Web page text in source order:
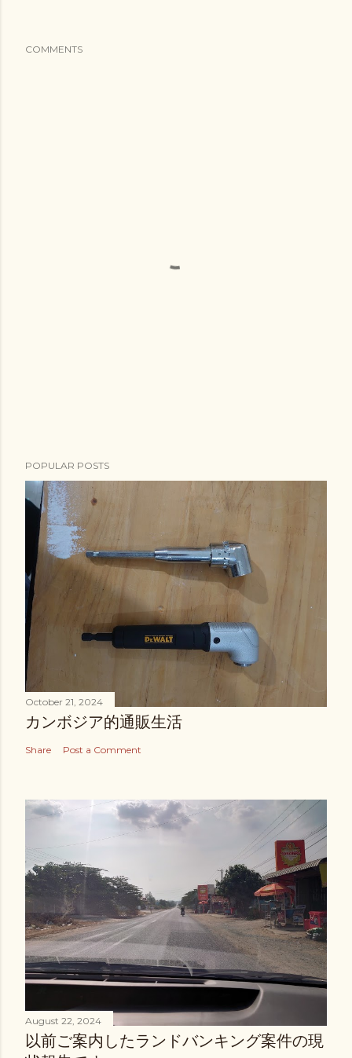
COMMENTS
POPULAR POSTS
October 21, 2024
カンボジア的通販生活
Share Post a Comment
August 22, 2024
以前ご案内したランドバンキング案件の現